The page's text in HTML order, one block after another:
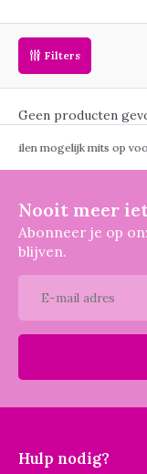
Filters
Geen producten
mits op voorraad!
Nooit meer
Abonneer je op
blijven.
Hulp nodig?